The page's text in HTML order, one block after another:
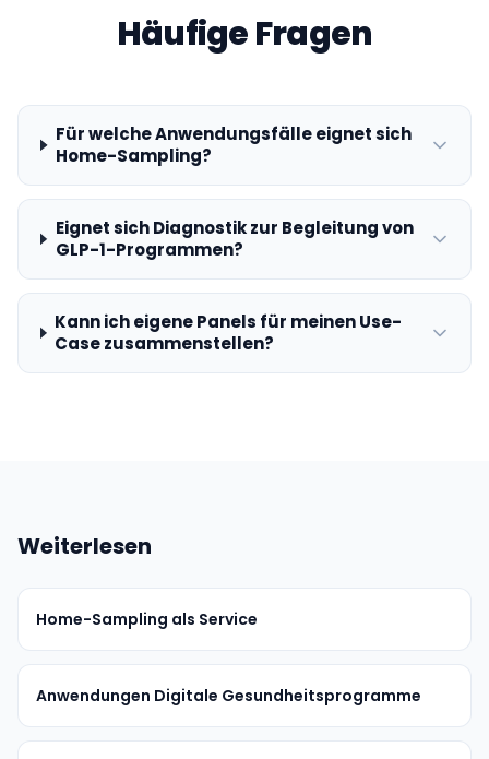
Häufige Fragen
Für welche Anwendungsfälle eignet sich
Home-Sampling?
Eignet sich Diagnostik zur Begleitung von
GLP-1-Programmen?
Kann ich eigene Panels für meinen Use-
Case zusammenstellen?
Weiterlesen
Home-Sampling als Service
Anwendungen Digitale Gesundheitsprogramme